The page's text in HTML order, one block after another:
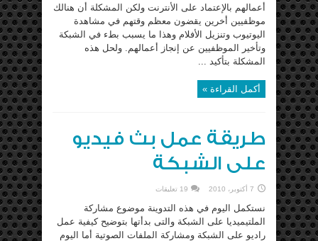
أعمالهم بالإعتماد على الأنترنت ولكن المشكلة أن هنالك
موظفيين أخرين يقضون معظم وقتهم في مشاهدة
اليوتيوب وتنزيل الأفلام وهذا ما يسبب بطء في الشبكة
وتأخير الموظفيين عن إنجاز أعمالهم. ولحل هذه
المشكلة بتأكيد ...
أكمل القراءة »
طريقة عمل بث فيديو
على الشبكة
7 أكتوبر، 2010 19 تعليقات
نستكمل اليوم في هذه التدوينة موضوع مشاركة
الملتيميديا على الشبكة والتى بدأتها بتوضيح كيفية عمل
راديو على الشبكة ومشاركة الملفات الصوتية أما اليوم